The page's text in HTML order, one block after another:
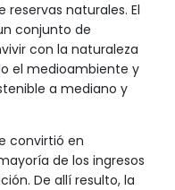
naturales. El
conjunto de
con la naturaleza
el medioambiente y
a mediano y
convirtió en
de los ingresos
De allí resulto, la